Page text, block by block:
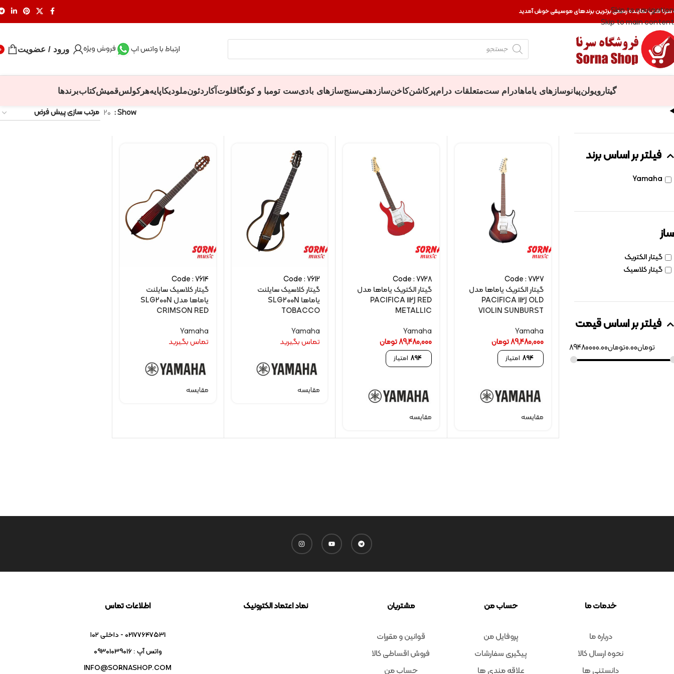
Skip to navigation
Skip to main content
سرنا شاپ نماینده رسمی برترین برندهای موسیقی خوش آمدید
ارتباط با واتس اپ فروش ویژه ورود / عضویت
گیتار ویولنپیانوسازهای یاماهادرام ستمتعلقات درامپرکاشنکاخنسازدهنیسنجسازهای بادیست تومبا و کونگافلوت آکاردئونملودیکاپایههرکولسقمیشکتاببرندها
فیلتر بر اساس برند
Yamaha
ساز
گیتار الکتریک
گیتار کلاسیک
فیلتر بر اساس قیمت
تومان0.00تومان89480000.00
Show ۲۰
Code : 7727
گیتار الکتريک یاماها مدل
PACIFICA 112J OLD
VIOLIN SUNBURST
Yamaha
89,480,000تومان
894 امتیاز
مقایسه
Code : 7728
گیتار الکتريک یاماها مدل
PACIFICA 112J RED
METALLIC
Yamaha
89,480,000تومان
894 امتیاز
مقایسه
Code : 7612
گیتار کلاسیک سایلنت
یاماها SLG200N
TOBACCO
Yamaha
تماس بگیرید
مقایسه
Code : 7614
گیتار کلاسیک سایلنت
یاماها مدل SLG200N
CRIMSON RED
Yamaha
تماس بگیرید
مقایسه
خدمات ما
درباره ما
نحوه ارسال کالا
دانستنی ها
حساب من
پروفایل من
پیگیری سفارشات
علاقه مندی ها
مشتریان
قوانین و مقررات
فروش اقساطی کالا
حساب من
نماد اعتماد الکترونیک اطلاعات تماس
02177647531 - داخلی ۱۰۲
واتس آپ : 09301039016
INFO@SORNASHOP.COM